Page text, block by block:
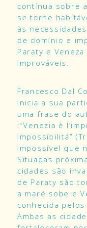
contínua sobre
se torne
às
de domínio e
Paraty e
improváveis.
Francesco Dal
inicia a sua
uma frase do
:“Venezia è
impossibilitá”
impossível que
Situadas
cidades são
de Paraty são
a maré sobe e
conhecida
Ambas as